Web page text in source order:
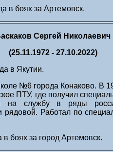
в боях за Артемовск.
Сергей Николаевич
(25.11.1972 - 27.10.2022)
в Якутии.
№6 города Конаково. В
ПТУ, где получил
на службу в ряды
Работал по
в боях за город Артемовск.